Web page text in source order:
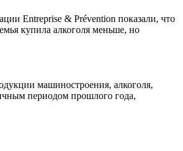
Entreprise & Prévention показали, что
купила алкоголя меньше, но
машиностроения, алкоголя,
периодом прошлого года,